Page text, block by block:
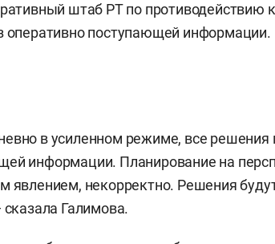
штаб РТ по противодействию
оперативно поступающей информации.
в усиленном режиме, все
информации. Планирование на
явлением, некорректно. Решения
сказала Галимова.